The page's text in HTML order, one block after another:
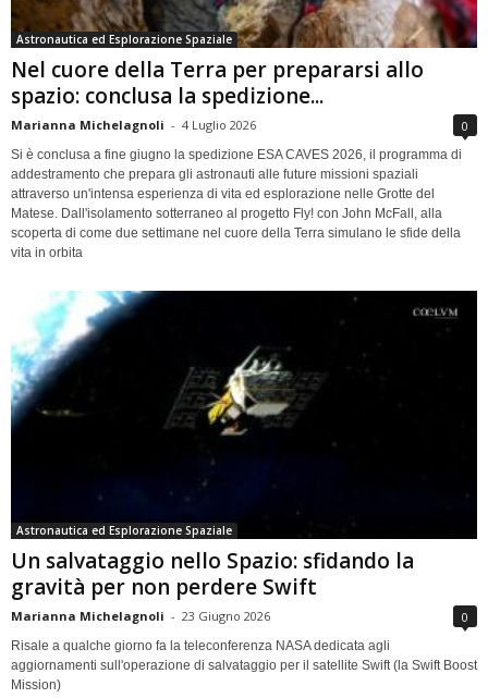
Astronautica ed Esplorazione Spaziale
Nel cuore della Terra per prepararsi allo
spazio: conclusa la spedizione...
Marianna Michelagnoli - 4 Luglio 2026 0
Si è conclusa a fine giugno la spedizione ESA CAVES 2026, il programma di
addestramento che prepara gli astronauti alle future missioni spaziali
attraverso un'intensa esperienza di vita ed esplorazione nelle Grotte del
Matese. Dall'isolamento sotterraneo al progetto Fly! con John McFall, alla
scoperta di come due settimane nel cuore della Terra simulano le sfide della
vita in orbita
Astronautica ed Esplorazione Spaziale
Un salvataggio nello Spazio: sfidando la
gravità per non perdere Swift
Marianna Michelagnoli - 23 Giugno 2026 0
Risale a qualche giorno fa la teleconferenza NASA dedicata agli
aggiornamenti sull'operazione di salvataggio per il satellite Swift (la Swift Boost
Mission)